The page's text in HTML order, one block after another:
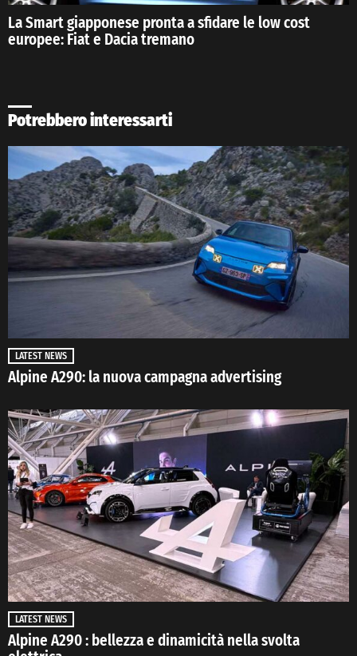
La Smart giapponese pronta a sfidare le low cost
europee: Fiat e Dacia tremano
Potrebbero interessarti
LATEST NEWS
Alpine A290: la nuova campagna advertising
LATEST NEWS
Alpine A290 : bellezza e dinamicità nella svolta